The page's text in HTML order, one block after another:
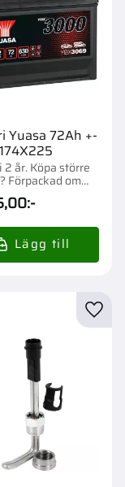
72Ah +-
2 år. Köpa större
Förpackad om
:-